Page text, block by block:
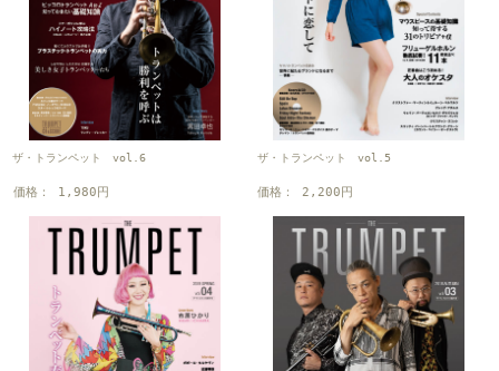
ザ・トランペット vol.6
価格： 1,980円
ザ・トランペット vol.5
価格： 2,200円